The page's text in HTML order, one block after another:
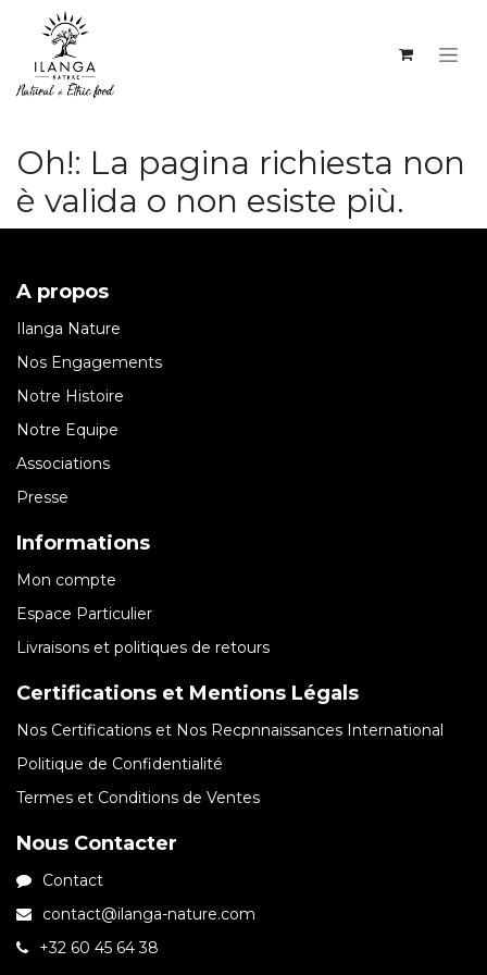
Oh!: La pagina richiesta non
è valida o non esiste più.
A propos
Ilanga Nature
Nos Engagements
Notre Histoire
Notre Equipe
Associations
Presse
Informations
Mon compte
Espace Particulier
Livraisons et politiques de retours
Certifications et Mentions Légals
Nos Certifications et Nos Recpnnaissances International
Politique de Confidentialité
Termes et Conditions de Ventes
Nous Contacter
Contact
contact@ilanga-nature.com
+32 60 45 64 38